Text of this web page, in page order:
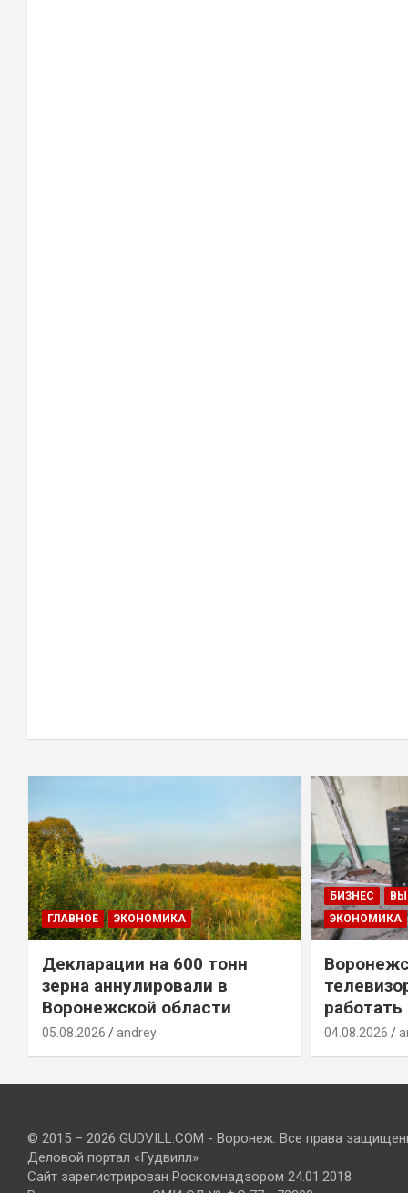
ГЛАВНОЕ ЭКОНОМИКА
Декларации на 600 тонн
зерна аннулировали в
Воронежской области
05.08.2026 andrey
БИЗНЕС
ЭКОНОМИКА
работать
04.08.2026
© 2015 – 2026 GUDVILL.COM - Воронеж. Все права
Деловой портал «Гудвилл»
Сайт зарегистрирован Роскомнадзором 24.01.2018